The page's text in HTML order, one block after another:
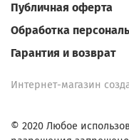
Публичная оферта
Обработка
Гарантия и возврат
Интернет-магазин
© 2020 Любое